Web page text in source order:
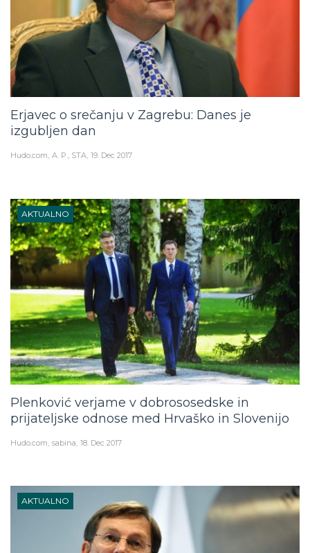
Erjavec o srečanju v Zagrebu: Danes je
izgubljen dan
Hudo.com A. P., STA 19. Dec 2017
AKTUALNO
Plenković verjame v dobrososedske in
prijateljske odnose med Hrvaško in Slovenijo
Hudo.com sabina 18. Dec 2017
AKTUALNO